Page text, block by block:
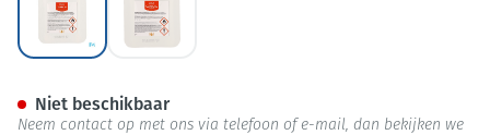
Niet beschikbaar
Neem contact op met ons via telefoon of e-mail, dan bekijken we